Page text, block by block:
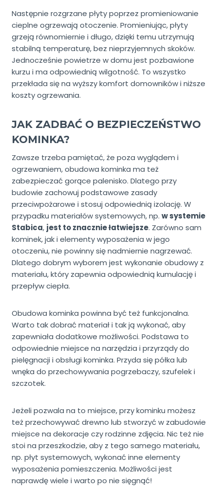
Następnie rozgrzane płyty poprzez promieniowanie
cieplne ogrzewają otoczenie. Promieniując, płyty
grzeją równomiernie i długo, dzięki temu utrzymują
stabilną temperaturę, bez nieprzyjemnych skoków.
Jednocześnie powietrze w domu jest pozbawione
kurzu i ma odpowiednią wilgotność. To wszystko
przekłada się na wyższy komfort domowników i niższe
koszty ogrzewania.
JAK ZADBAĆ O BEZPIECZEŃSTWO
KOMINKA?
Zawsze trzeba pamiętać, że poza wyglądem i
ogrzewaniem, obudowa kominka ma też
zabezpieczać gorące palenisko. Dlatego przy
budowie zachowuj podstawowe zasady
przeciwpożarowe i stosuj odpowiednią izolację. W
przypadku materiałów systemowych, np. w systemie
Stabica, jest to znacznie łatwiejsze. Zarówno sam
kominek, jak i elementy wyposażenia w jego
otoczeniu, nie powinny się nadmiernie nagrzewać.
Dlatego dobrym wyborem jest wykonanie obudowy z
materiału, który zapewnia odpowiednią kumulację i
przepływ ciepła.
Obudowa kominka powinna być też funkcjonalna.
Warto tak dobrać materiał i tak ją wykonać, aby
zapewniała dodatkowe możliwości. Podstawa to
odpowiednie miejsce na narzędzia i przyrządy do
pielęgnacji i obsługi kominka. Przyda się półka lub
wnęka do przechowywania pogrzebaczy, szufelek i
szczotek.
Jeżeli pozwala na to miejsce, przy kominku możesz
też przechowywać drewno lub stworzyć w zabudowie
miejsce na dekoracje czy rodzinne zdjęcia. Nic też nie
stoi na przeszkodzie, aby z tego samego materiału,
np. płyt systemowych, wykonać inne elementy
wyposażenia pomieszczenia. Możliwości jest
naprawdę wiele i warto po nie sięgnąć!